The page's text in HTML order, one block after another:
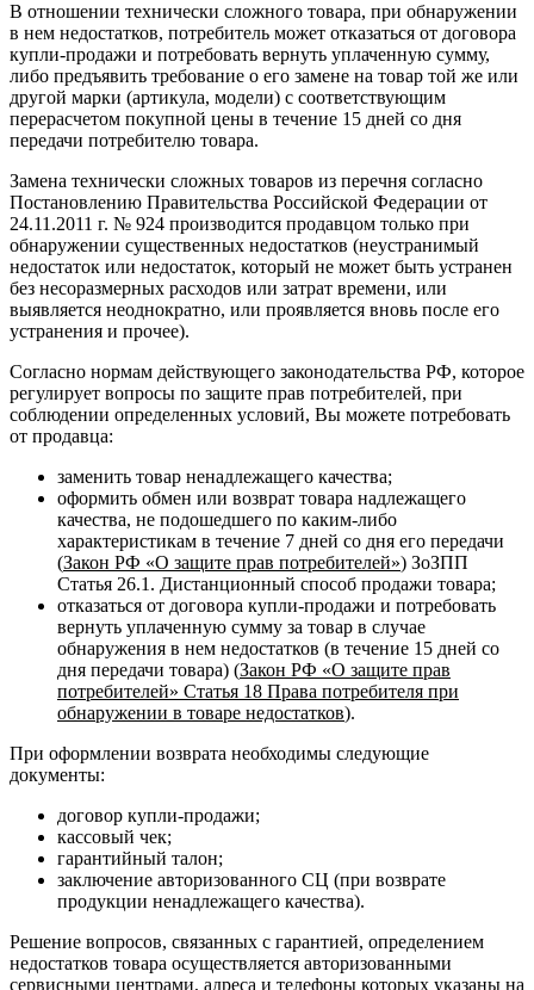
В отношении технически сложного товара, при обнаружении
в нем недостатков, потребитель может отказаться от договора
купли-продажи и потребовать вернуть уплаченную сумму,
либо предъявить требование о его замене на товар той же или
другой марки (артикула, модели) с соответствующим
перерасчетом покупной цены в течение 15 дней со дня
передачи потребителю товара.
Замена технически сложных товаров из перечня согласно
Постановлению Правительства Российской Федерации от
24.11.2011 г. № 924 производится продавцом только при
обнаружении существенных недостатков (неустранимый
недостаток или недостаток, который не может быть устранен
без несоразмерных расходов или затрат времени, или
выявляется неоднократно, или проявляется вновь после его
устранения и прочее).
Согласно нормам действующего законодательства РФ, которое
регулирует вопросы по защите прав потребителей, при
соблюдении определенных условий, Вы можете потребовать
от продавца:
заменить товар ненадлежащего качества;
оформить обмен или возврат товара надлежащего
качества, не подошедшего по каким-либо
характеристикам в течение 7 дней со дня его передачи
(Закон РФ «О защите прав потребителей») ЗоЗПП
Статья 26.1. Дистанционный способ продажи товара;
отказаться от договора купли-продажи и потребовать
вернуть уплаченную сумму за товар в случае
обнаружения в нем недостатков (в течение 15 дней со
дня передачи товара) (Закон РФ «О защите прав
потребителей» Статья 18 Права потребителя при
обнаружении в товаре недостатков).
При оформлении возврата необходимы следующие
документы:
договор купли-продажи;
кассовый чек;
гарантийный талон;
заключение авторизованного СЦ (при возврате
продукции ненадлежащего качества).
Решение вопросов, связанных с гарантией, определением
недостатков товара осуществляется авторизованными
сервисными центрами, адреса и телефоны которых указаны на